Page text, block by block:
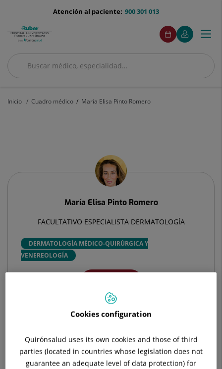
menu-
900 301 013
Atención al paciente:
Buscar
Buscar
menuAcceso
Pedir
cita
Este
enlace
se
en
Mi
Quirónsalud
Este
enlace
se
en
ventana
nueva.
Menú
Inicio Cuadro médico María Elisa Pinto Romero
Pinto
María Elisa Pinto Romero
FACULTATIVO ESPECIALISTA DERMATOLOGÍA
DERMATOLOGÍA MÉDICO-QUIRÚRGICA Y
VENEREOLOGÍA
Pide cita con este profesional en otros hospitales:
Hospital Universitario Ruber Juan Bravo
C/ Juan Bravo, 39 y 49
Cookies configuration
Quirónsalud uses its own cookies and those of third
parties (located in countries whose legislation does not
guarantee an adequate level of data protection) for